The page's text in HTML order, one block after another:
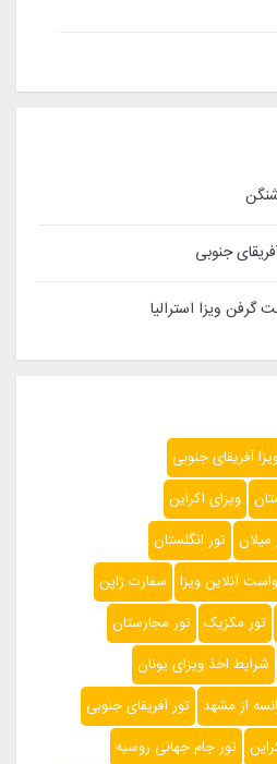
جنوبی
گرفن ویزا استرالیا
آفریقای جنوبی
ویزای اکراین
میلان تور انگلستان
آنلاین ویزا سفارت ژاپن
تور مکزیک تور مجارستان
شرایط اخذ ویزای یونان
از مشهد تور آفریقای جنوبی
تور جام جهانی روسیه